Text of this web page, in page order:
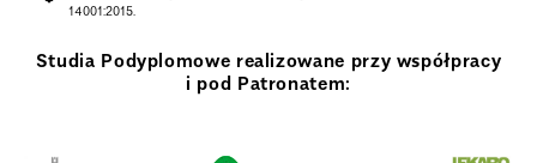
14001:2015.
Studia Podyplomowe realizowane przy współpracy
i pod Patronatem: